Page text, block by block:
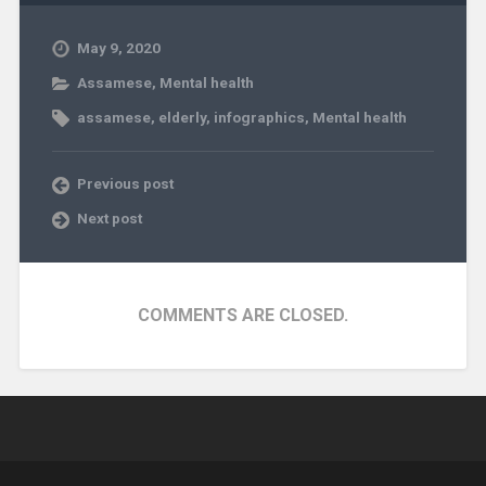
May 9, 2020
Assamese, Mental health
assamese, elderly, infographics, Mental health
Previous post
Next post
COMMENTS ARE CLOSED.